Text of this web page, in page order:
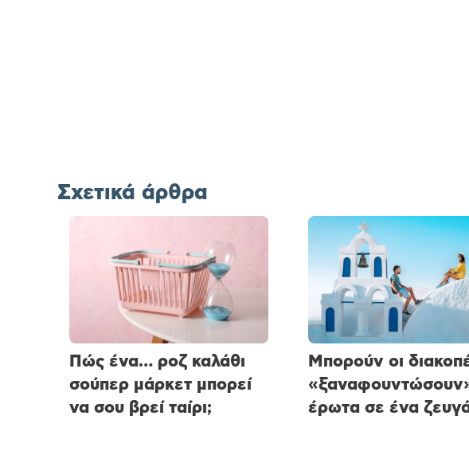
Σχετικά άρθρα
Πώς ένα… ροζ καλάθι
σούπερ μάρκετ μπορεί
να σου βρεί ταίρι;
Μπορούν οι
έρωτα σε ένα